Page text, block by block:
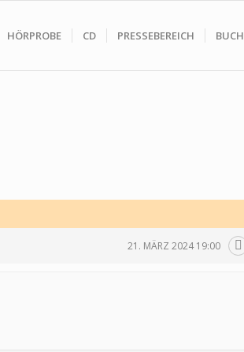
HÖRPROBE CD PRESSEBEREICH
21. MÄRZ 2024 19:00